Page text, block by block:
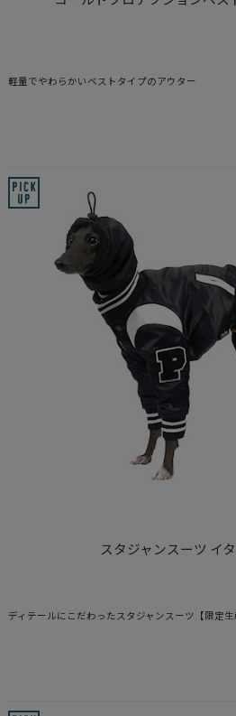
軽量でやわらかいベストタイプのアウター
スタジャンスーツ イ
ディテールにこだわったスタジャンスーツ【限定生